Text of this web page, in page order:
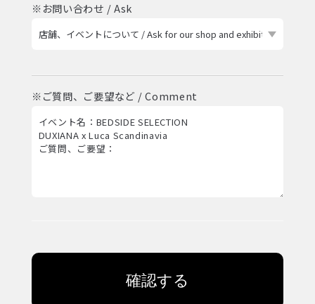
※お問い合わせ / Ask
※ご質問、ご要望など / Comment
確認する